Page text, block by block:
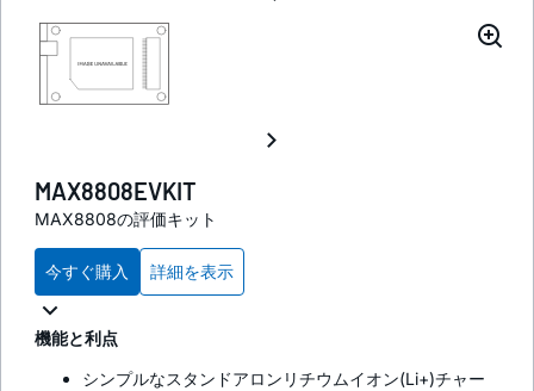
MAX8808EVKIT
MAX8808の評価キット
今すぐ購入 詳細を表示
機能と利点
シンプルなスタンドアロンリチウムイオン(Li+)チャー